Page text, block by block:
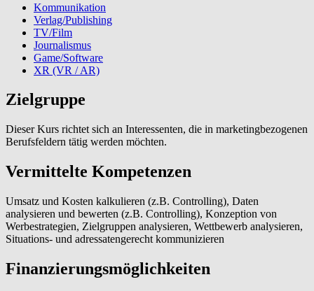
Kommunikation
Verlag/Publishing
TV/Film
Journalismus
Game/Software
XR (VR / AR)
Zielgruppe
Dieser Kurs richtet sich an Interessenten, die in marketingbezogenen
Berufsfeldern tätig werden möchten.
Vermittelte Kompetenzen
Umsatz und Kosten kalkulieren (z.B. Controlling), Daten
analysieren und bewerten (z.B. Controlling), Konzeption von
Werbestrategien, Zielgruppen analysieren, Wettbewerb analysieren,
Situations- und adressatengerecht kommunizieren
Finanzierungsmöglichkeiten